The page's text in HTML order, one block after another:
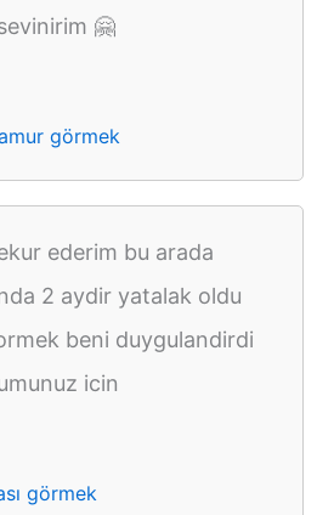
🤗
görmek
ederim bu arada
2 aydir yatalak oldu
beni duygulandirdi
icin
görmek